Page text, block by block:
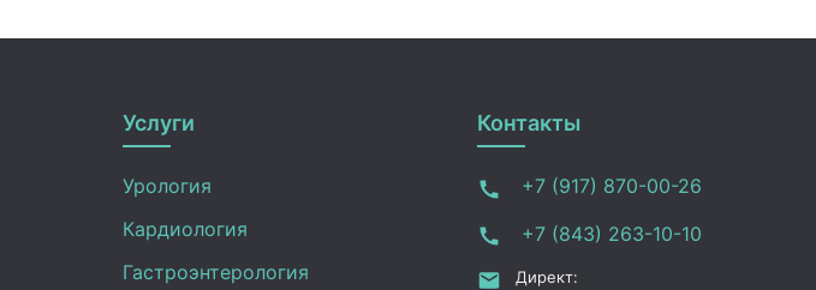
Услуги
Урология
Кардиология
Гастроэнтерология
Контакты
+7 (917) 870-00-26
+7 (843) 263-10-10
Директ: